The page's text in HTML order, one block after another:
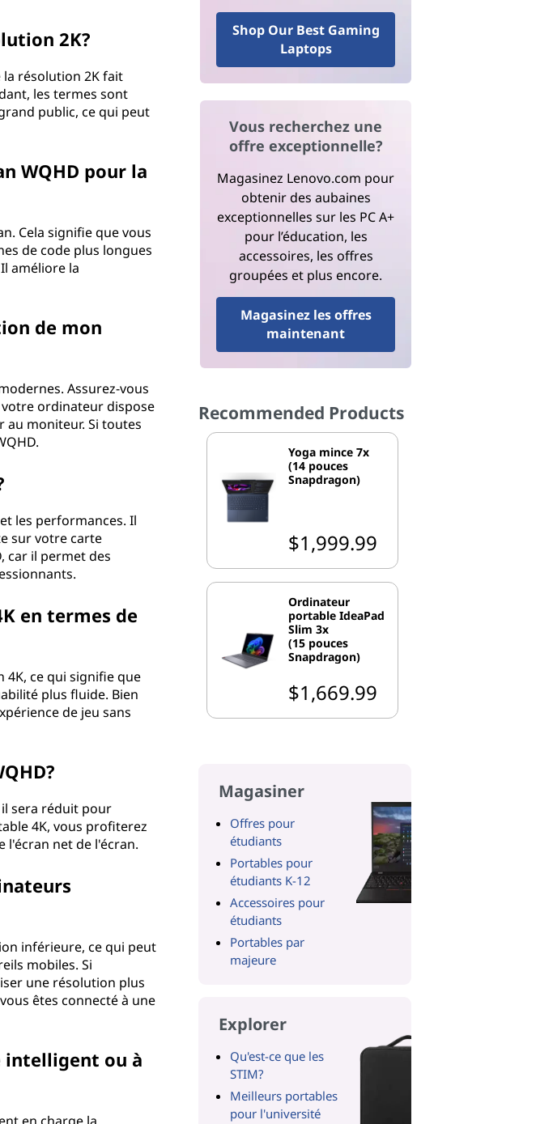
2K?
la résolution 2K fait
les termes sont
public, ce qui peut
WQHD pour la
Cela signifie que vous
de code plus longues
améliore la
de mon
Assurez-vous
ordinateur dispose
au moniteur. Si toutes
les performances. Il
sur votre carte
car il permet des
en termes de
ce qui signifie que
plus fluide. Bien
de jeu sans
sera réduit pour
4K, vous profiterez
l'écran net de l'écran.
inférieure, ce qui peut
mobiles. Si
une résolution plus
êtes connecté à une
intelligent ou à
Shop Our Best Gaming
Laptops
Vous recherchez une
offre exceptionnelle?
Magasinez Lenovo.com pour
obtenir des aubaines
exceptionnelles sur les PC A+
pour l’éducation, les
accessoires, les offres
groupées et plus encore.
Magasinez les offres
maintenant
Recommended Products
Yoga mince 7x
(14 pouces
Snapdragon)
$1,999.99
Ordinateur
portable IdeaPad
Slim 3x
(15 pouces
Snapdragon)
$1,669.99
Magasiner
Offres pour
étudiants
Portables pour
étudiants K-12
Accessoires pour
étudiants
Portables par
majeure
Explorer
Qu'est-ce que les
STIM?
Meilleurs portables
pour l'université